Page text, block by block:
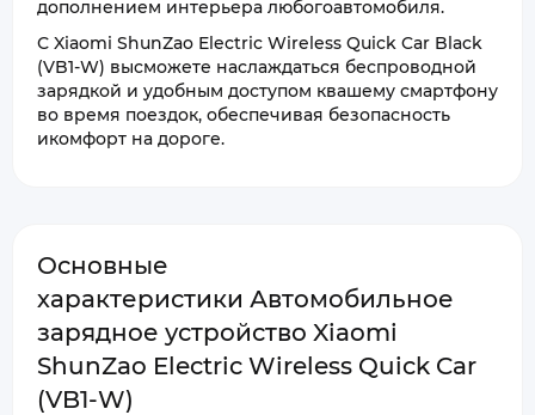
дополнением интерьера любогоавтомобиля.
С Xiaomi ShunZao Electric Wireless Quick Car Black
(VB1-W) высможете наслаждаться беспроводной
зарядкой и удобным доступом квашему смартфону
во время поездок, обеспечивая безопасность
икомфорт на дороге.
Основные
характеристики Автомобильное
зарядное устройство Xiaomi
ShunZao Electric Wireless Quick Car
(VB1-W)